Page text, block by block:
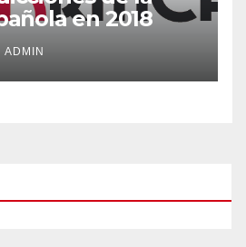
en 2018
ADMIN